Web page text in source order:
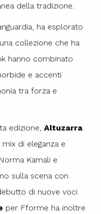
della tradizione.
ha esplorato
collezione che ha
hanno combinato
e accenti
tra forza e
edizione, Altuzarra
di eleganza e
Kamali e
sulla scena con
di nuove voci
per Fforme ha inoltre